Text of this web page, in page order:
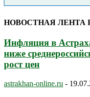
НОВОСТНАЯ ЛЕНТА
Инфляция в
ниже
рост цен
astrakhan-online.ru -